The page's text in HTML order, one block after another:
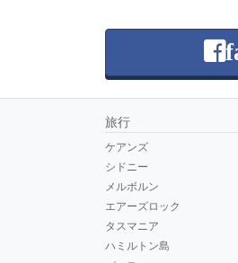
旅行
ケアンズ
シドニー
メルボルン
エアーズロック
タスマニア
ハミルトン島